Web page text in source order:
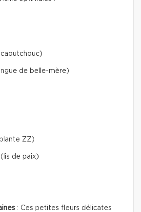
de belle-mère)
ZZ)
(lis de paix)
: Ces petites fleurs délicates